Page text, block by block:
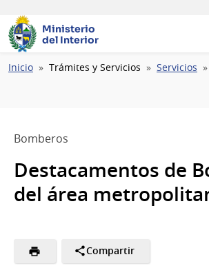
Ministerio
del Interior
Ruta
Inicio Trámites y Servicios Servicios
Bomberos
Destacamentos de
del área
Compartir